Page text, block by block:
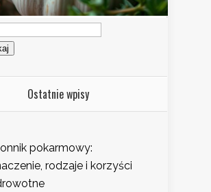
Ostatnie wpisy
pokarmowy:
rodzaje i korzyści